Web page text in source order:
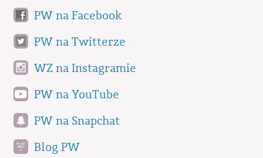
PW na Facebook
PW na Twitterze
WZ na Instagramie
PW na YouTube
PW na Snapchat
Blog PW